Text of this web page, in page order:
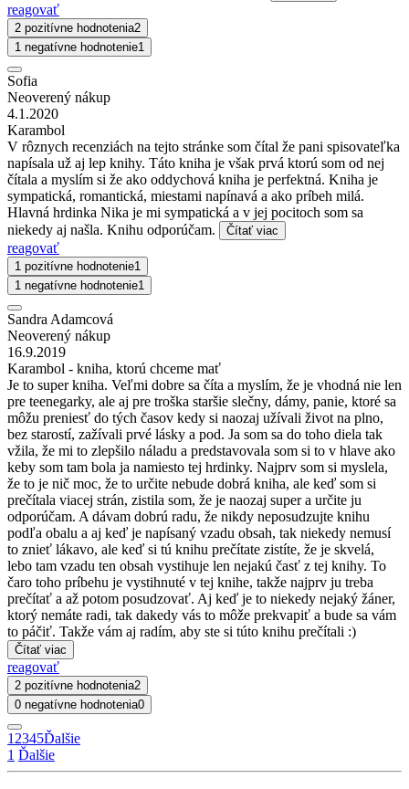
reagovať
2 pozitívne hodnotenia2
1 negatívne hodnotenie1
Sofia
Neoverený nákup
4.1.2020
Karambol
V rôznych recenziách na tejto stránke som čítal že pani spisovateľka
napísala už aj lep knihy. Táto kniha je však prvá ktorú som od nej
čítala a myslím si že ako oddychová kniha je perfektná. Kniha je
sympatická, romantická, miestami napínavá a ako príbeh milá.
Hlavná hrdinka Nika je mi sympatická a v jej pocitoch som sa
niekedy aj našla. Knihu odporúčam.
Čítať viac
reagovať
1 pozitívne hodnotenie1
1 negatívne hodnotenie1
Sandra Adamcová
Neoverený nákup
16.9.2019
Karambol - kniha, ktorú chceme mať
Je to super kniha. Veľmi dobre sa číta a myslím, že je vhodná nie len
pre teenegarky, ale aj pre troška staršie slečny, dámy, panie, ktoré sa
môžu preniesť do tých časov kedy si naozaj užívali život na plno,
bez starostí, zažívali prvé lásky a pod. Ja som sa do toho diela tak
vžila, že mi to zlepšilo náladu a predstavovala som si to v hlave ako
keby som tam bola ja namiesto tej hrdinky. Najprv som si myslela,
že to je nič moc, že to určite nebude dobrá kniha, ale keď som si
prečítala viacej strán, zistila som, že je naozaj super a určite ju
odporúčam. A dávam dobrú radu, že nikdy neposudzujte knihu
podľa obalu a aj keď je napísaný vzadu obsah, tak niekedy nemusí
to znieť lákavo, ale keď si tú knihu prečítate zistíte, že je skvelá,
lebo tam vzadu ten obsah vystihuje len nejakú časť z tej knihy. To
čaro toho príbehu je vystihnuté v tej knihe, takže najprv ju treba
prečítať a až potom posudzovať. Aj keď je to niekedy nejaký žáner,
ktorý nemáte radi, tak dakedy vás to môže prekvapiť a bude sa vám
to páčiť. Takže vám aj radím, aby ste si túto knihu prečítali :)
Čítať viac
reagovať
2 pozitívne hodnotenia2
0 negatívne hodnotenia0
1 2345Ďalšie
1 Ďalšie